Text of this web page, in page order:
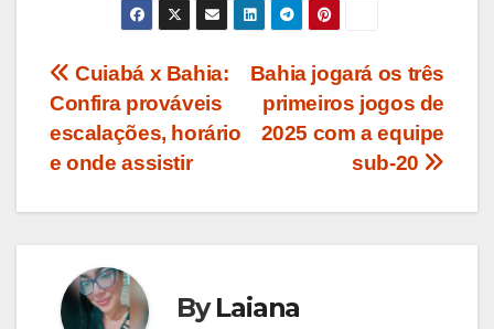
Navegação
de
Post
Bahia jogará os três
primeiros jogos de
2025 com a equipe
sub-20
Cuiabá x Bahia:
Confira prováveis
escalações, horário
e onde assistir
ByLaiana